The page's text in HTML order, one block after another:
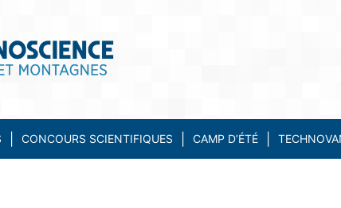
CONCOURS SCIENTIFIQUES CAMP D’ÉTÉ